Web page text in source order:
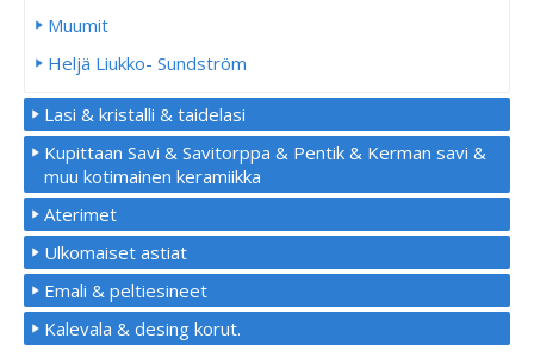
Muumit
Heljä Liukko- Sundström
Lasi & kristalli & taidelasi
Kupittaan Savi & Savitorppa & Pentik & Kerman savi &
muu kotimainen keramiikka
Aterimet
Ulkomaiset astiat
Emali & peltiesineet
Kalevala & desing korut.